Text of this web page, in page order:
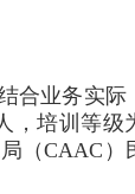
合业务实际
，培训等级
（CAAC）